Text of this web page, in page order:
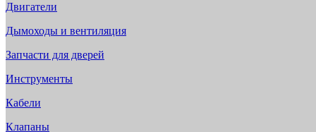
Двигатели
Дымоходы и вентиляция
Запчасти для дверей
Инструменты
Кабели
Клапаны